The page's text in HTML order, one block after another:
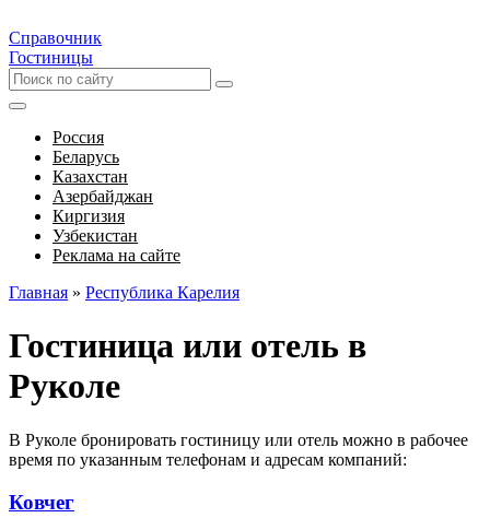
Справочник
Гостиницы
Россия
Беларусь
Казахстан
Азербайджан
Киргизия
Узбекистан
Реклама на сайте
Главная » Республика Карелия
Гостиница или отель в
Руколе
В Руколе бронировать гостиницу или отель можно в рабочее
время по указанным телефонам и адресам компаний:
Ковчег